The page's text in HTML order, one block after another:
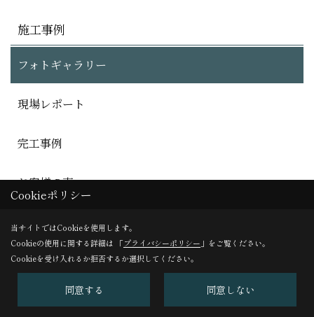
施工事例
フォトギャラリー
現場レポート
完工事例
お客様の声
Cookieポリシー
当サイトではCookieを使用します。
Cookieの使用に関する詳細は 「プライバシーポリシー 」をご覧ください。
Cookieを受け入れるか拒否するか選択してください。
同意する 同意しない